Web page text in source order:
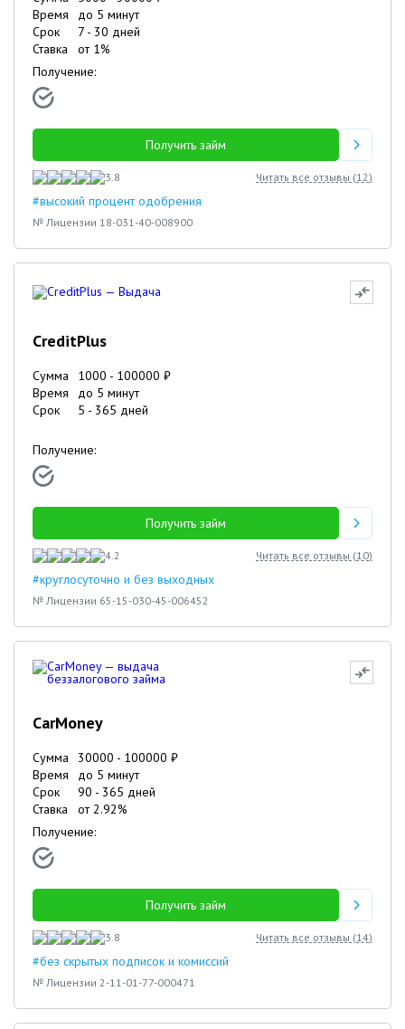
Время
до 5 минут
Срок
7 - 30 дней
Ставка
от 1%
Получение:
Получить займ
3.8 Читать все отзывы (12)
#высокий процент одобрения
№ Лицензии 18-031-40-008900
CreditPlus
Сумма 1000 - 100000 ₽
Время
до 5 минут
Срок
5 - 365 дней
Получение:
Получить займ
4.2 Читать все отзывы (10)
#круглосуточно и без выходных
№ Лицензии 65-15-030-45-006452
CarMoney
Сумма 30000 - 100000 ₽
Время
до 5 минут
Срок
90 - 365 дней
Ставка
от2.92%
Получение:
Получить займ
3.8 Читать все отзывы (14)
#без скрытых подписок и комиссий
№ Лицензии 2-11-01-77-000471